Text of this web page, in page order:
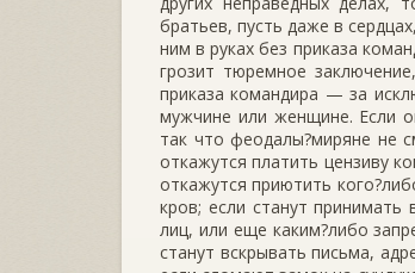
братьев, пусть даже в
ним в руках без приказа
грозит тюремное
приказа командира — за
мужчине или женщине. Если
так что феодалы?миряне не
откажутся платить цензиву
откажутся приютить
кров; если станут
лиц, или еще каким?либо
станут вскрывать письма,